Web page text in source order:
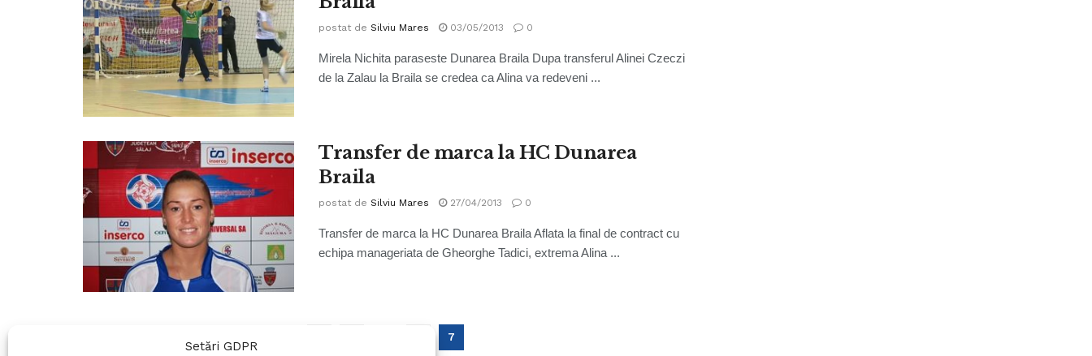
Setări GDPR
postat de Silviu Mares 03/05/2013 0
Mirela Nichita paraseste Dunarea Braila Dupa transferul Alinei Czeczi
de la Zalau la Braila se credea ca Alina va redeveni ...
Transfer de marca la HC Dunarea
Braila
postat de Silviu Mares 27/04/2013 0
Transfer de marca la HC Dunarea Braila Aflata la final de contract cu
echipa manageriata de Gheorghe Tadici, extrema Alina ...
7